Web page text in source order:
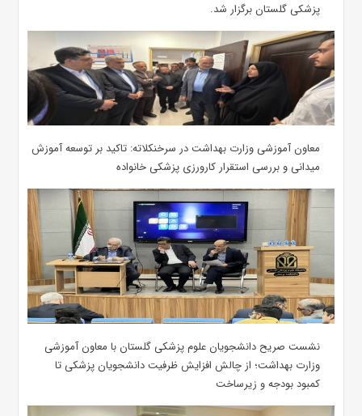
پزشکی گلستان برگزار شد.‌
معاون آموزشی وزارت بهداشت در سرخنکلاته: تاکید بر توسعه آموزش
میدانی و بررسی استقرار کارورزی پزشکی ‌خانواده
نشست صریح دانشجویان علوم پزشکی گلستان با معاون آموزشی
وزارت بهداشت؛ از چالش افزایش ظرفیت دانشجویان ‌پزشکی تا
کمبود بودجه و زیرساخت